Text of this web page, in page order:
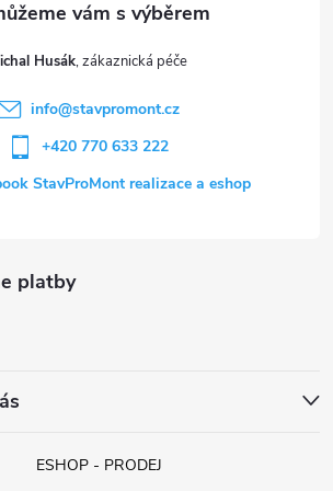
platby
Husák
info@stavpromont.cz
+420 770 633 222
StavProMont realizace a eshop
ESHOP - PRODEJ